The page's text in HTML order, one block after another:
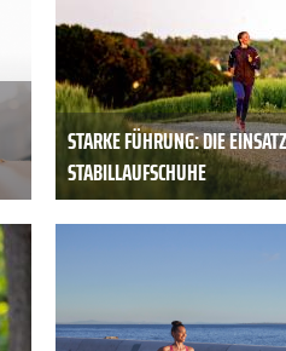
STARKE FÜHRUNG: DIE
STABILLAUFSCHUHE